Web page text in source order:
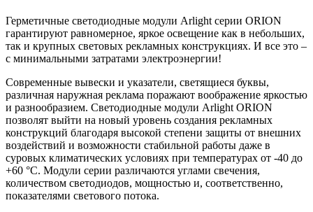
Герметичные светодиодные модули Arlight серии ORION
гарантируют равномерное, яркое освещение как в небольших,
так и крупных световых рекламных конструкциях. И все это –
с минимальными затратами электроэнергии!
Современные вывески и указатели, светящиеся буквы,
различная наружная реклама поражают воображение яркостью
и разнообразием. Светодиодные модули Arlight ORION
позволят выйти на новый уровень создания рекламных
конструкций благодаря высокой степени защиты от внешних
воздействий и возможности стабильной работы даже в
суровых климатических условиях при температурах от -40 до
+60 °C. Модули серии различаются углами свечения,
количеством светодиодов, мощностью и, соответственно,
показателями светового потока.